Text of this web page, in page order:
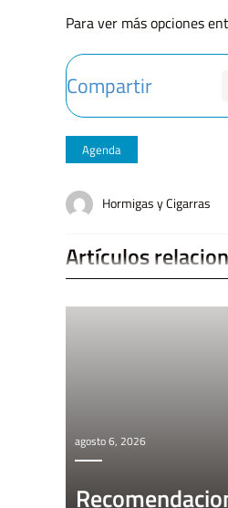
Para ver más opciones
Compartir
Agenda
Hormigas y Cigarras
Artículos
agosto 6, 2026